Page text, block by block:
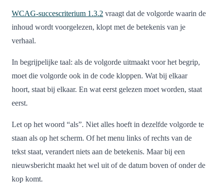
WCAG-succescriterium 1.3.2 vraagt dat de volgorde waarin de
inhoud wordt voorgelezen, klopt met de betekenis van je
verhaal.
In begrijpelijke taal: als de volgorde uitmaakt voor het begrip,
moet die volgorde ook in de code kloppen. Wat bij elkaar
hoort, staat bij elkaar. En wat eerst gelezen moet worden, staat
eerst.
Let op het woord “als”. Niet alles hoeft in dezelfde volgorde te
staan als op het scherm. Of het menu links of rechts van de
tekst staat, verandert niets aan de betekenis. Maar bij een
nieuwsbericht maakt het wel uit of de datum boven of onder de
kop komt.